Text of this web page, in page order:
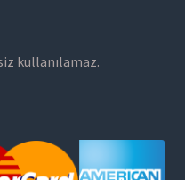
kullanılamaz.